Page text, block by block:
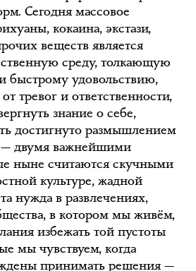
Сегодня массовое
кокаина, экстази,
веществ является
среду, толкающую
быстрому удовольствию,
тревог и ответственности,
знание о себе,
достигнуто размышлением
двумя важнейшими
ныне считаются скучными
культуре, жадной
нужда в развлечениях,
в котором мы живём,
избежать той пустоты
мы чувствуем, когда
принимать решения —